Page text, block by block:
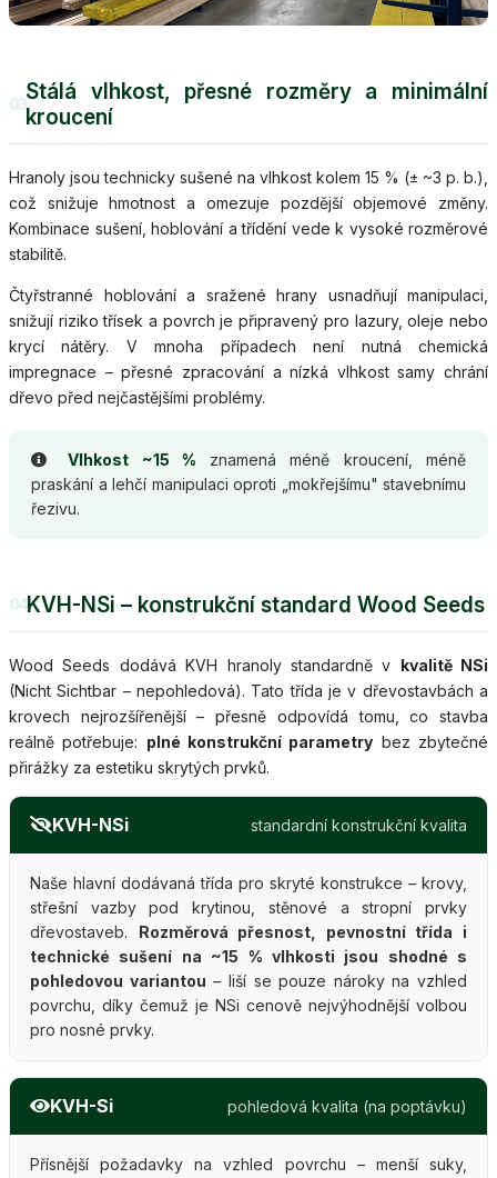
03Stálá vlhkost, přesné rozměry a minimální
kroucení
Hranoly jsou technicky sušené na vlhkost kolem 15 % (± ~3 p. b.),
což snižuje hmotnost a omezuje pozdější objemové změny.
Kombinace sušení, hoblování a třídění vede k vysoké rozměrové
stabilitě.
Čtyřstranné hoblování a sražené hrany usnadňují manipulaci,
snižují riziko třísek a povrch je připravený pro lazury, oleje nebo
krycí nátěry. V mnoha případech není nutná chemická
impregnace – přesné zpracování a nízká vlhkost samy chrání
dřevo před nejčastějšími problémy.
Vlhkost ~15 % znamená méně kroucení, méně
praskání a lehčí manipulaci oproti „mokřejšímu" stavebnímu
řezivu.
04KVH-NSi – konstrukční standard Wood Seeds
Wood Seeds dodává KVH hranoly standardně v kvalitě NSi
(Nicht Sichtbar – nepohledová). Tato třída je v dřevostavbách a
krovech nejrozšířenější – přesně odpovídá tomu, co stavba
reálně potřebuje: plné konstrukční parametry bez zbytečné
přirážky za estetiku skrytých prvků.
KVH-NSi standardní konstrukční kvalita
Naše hlavní dodávaná třída pro skryté konstrukce – krovy,
střešní vazby pod krytinou, stěnové a stropní prvky
dřevostaveb. Rozměrová přesnost, pevnostní třída i
technické sušení na ~15 % vlhkosti jsou shodné s
pohledovou variantou – liší se pouze nároky na vzhled
povrchu, díky čemuž je NSi cenově nejvýhodnější volbou
pro nosné prvky.
KVH-Si pohledová kvalita (na poptávku)
Přísnější požadavky na vzhled povrchu – menší suky,